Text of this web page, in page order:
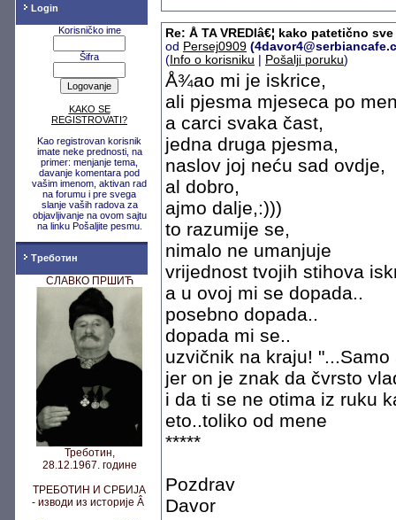
Login
Korisničko ime
Šifra
KAKO SE
REGISTROVATI?
Kao registrovan korisnik
imate neke prednosti, na
primer: menjanje tema,
davanje komentara pod
vašim imenom, aktivan rad
na forumu i pre svega
slanje vaših radova za
objavljivanje na ovom sajtu
na linku Pošaljite pesmu.
Треботин
СЛАВКО ПРШИЋ
Треботин,
28.12.1967. године
ТРЕБОТИН И СРБИЈА
- изводи из историје Â
Re: Å TA VREDIâ€¦ kako patetično
od Persej0909
( Info o korisniku Pošalji poruku)
Å¾ao mi je iskrice,
ali pjesma mjeseca po
a carci svaka čast,
jedna druga pjesma,
naslov joj neću sad ovdje,
al dobro,
ajmo dalje,:)))
to razumije se,
nimalo ne umanjuje
vrijednost tvojih stihova
a u ovoj mi se dopada..
posebno dopada..
dopada mi se..
uzvičnik na kraju! "...Samo
jer on je znak da čvrsto
i da ti se ne otima iz ruku
eto..toliko od mene
*****
Pozdrav
Davor